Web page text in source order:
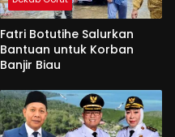
Fatri Botutihe Salurkan
Bantuan untuk Korban
Banjir Biau